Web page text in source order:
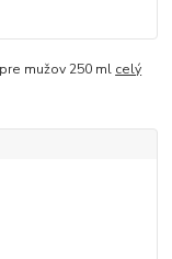
mužov 250 ml celý